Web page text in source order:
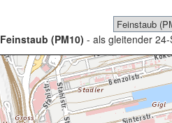
Feinstaub (PM10) - als gleitender